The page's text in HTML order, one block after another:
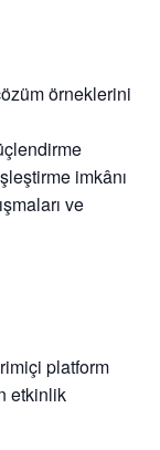
örneklerini
imkânı
ve
platform
etkinlik